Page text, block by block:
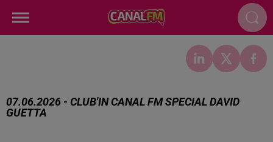
07.06.2026 - CLUB'IN CANAL FM SPECIAL DAVID
GUETTA